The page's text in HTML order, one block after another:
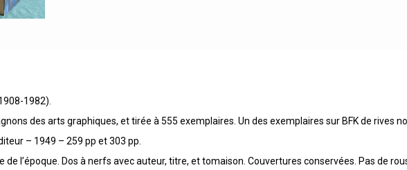
1982).
des arts graphiques, et tirée à 555 exemplaires. Un des exemplaires sur BFK de rives
– 1949 – 259 pp et 303 pp.
de l’époque. Dos à nerfs avec auteur, titre, et tomaison. Couvertures conservées. Pas de